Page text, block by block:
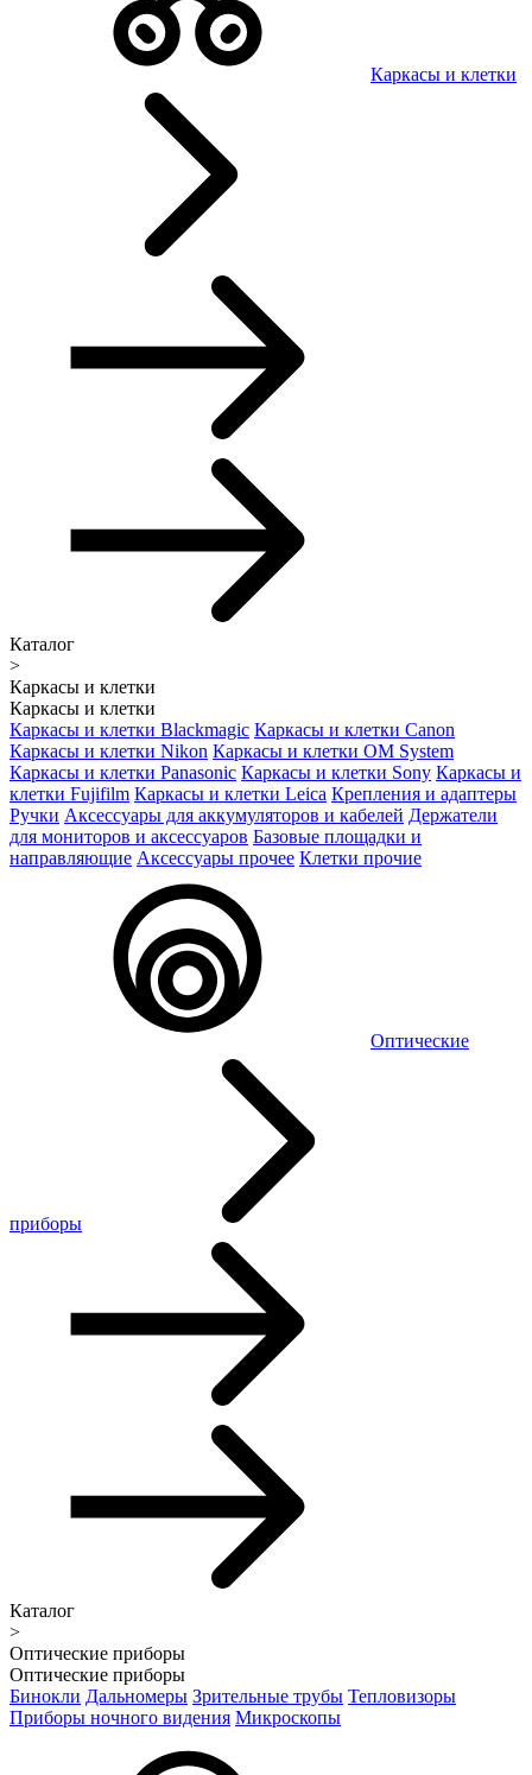
Каркасы и клетки
Каталог
>
Каркасы и клетки
Каркасы и клетки
Каркасы и клетки Blackmagic Каркасы и клетки Canon
Каркасы и клетки Nikon Каркасы и клетки OM System
Каркасы и клетки Panasonic Каркасы и клетки Sony Каркасы и
клетки Fujifilm Каркасы и клетки Leica Крепления и адаптеры
Ручки Аксессуары для аккумуляторов и кабелей Держатели
для мониторов и аксессуаров Базовые площадки и
направляющие Аксессуары прочее Клетки прочие
Оптические
приборы
Каталог
>
Оптические приборы
Оптические приборы
Бинокли Дальномеры Зрительные трубы Тепловизоры
Приборы ночного видения Микроскопы